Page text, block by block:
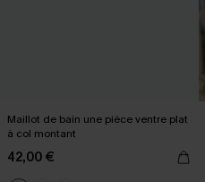
Maillot de bain une pièce ventre plat
à col montant
42,00 €